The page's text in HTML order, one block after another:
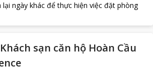
lại ngày khác để thực hiện việc đặt phòng
Khách sạn căn hộ Hoàn Cầu